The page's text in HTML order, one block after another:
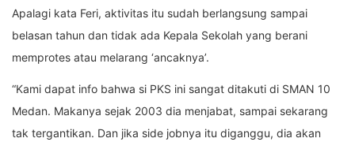
Apalagi kata Feri, aktivitas itu sudah berlangsung sampai
belasan tahun dan tidak ada Kepala Sekolah yang berani
memprotes atau melarang ‘ancaknya’.
“Kami dapat info bahwa si PKS ini sangat ditakuti di SMAN 10
Medan. Makanya sejak 2003 dia menjabat, sampai sekarang
tak tergantikan. Dan jika side jobnya itu diganggu, dia akan